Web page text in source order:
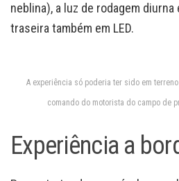
neblina), a luz de rodagem diurna
traseira também em LED.
A experiência só poderia ter sido em
comando do motorista do campo de
Experiência a